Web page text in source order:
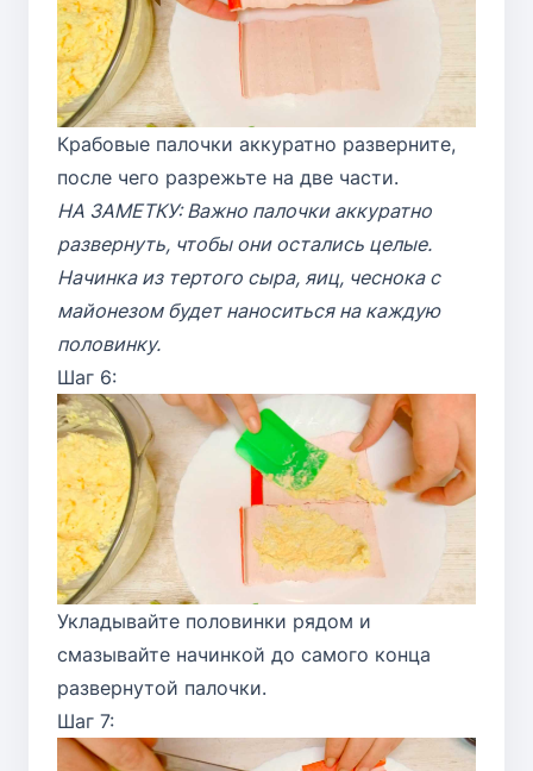
Крабовые палочки аккуратно разверните,
после чего разрежьте на две части.
НА ЗАМЕТКУ: Важно палочки аккуратно
развернуть, чтобы они остались целые.
Начинка из тертого сыра, яиц, чеснока с
майонезом будет наноситься на каждую
половинку.
Шаг 6:
Укладывайте половинки рядом и
смазывайте начинкой до самого конца
развернутой палочки.
Шаг 7: